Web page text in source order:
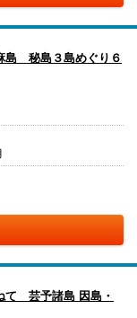
島 秘島３島めぐり６
て 芸予諸島 因島・